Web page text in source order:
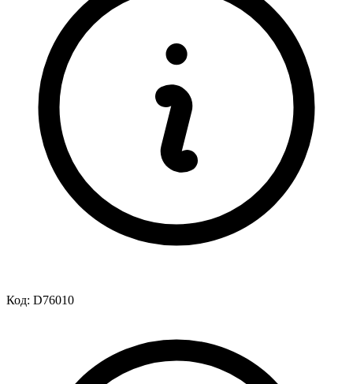
Код: D76010